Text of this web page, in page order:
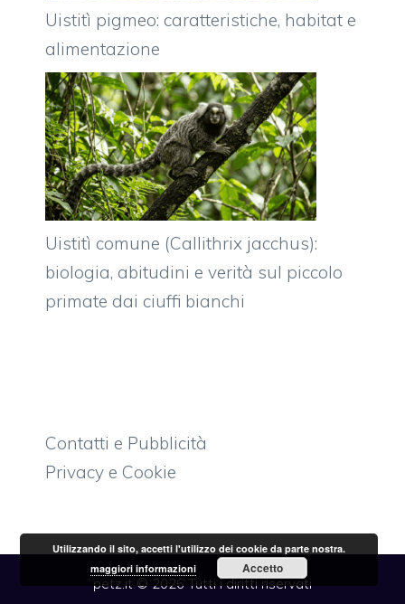
Uistitì pigmeo: caratteristiche, habitat e
alimentazione
Uistitì comune (Callithrix jacchus):
biologia, abitudini e verità sul piccolo
primate dai ciuffi bianchi
Contatti e Pubblicità
Privacy e Cookie
petz.it © 2026 Tutti i diritti riservati
Utilizzando il sito, accetti l'utilizzo dei cookie da parte nostra.
maggiori informazioni
Accetto